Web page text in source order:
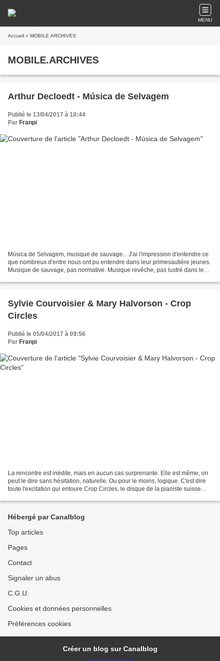
MENU
Accueil » MOBILE.ARCHIVES
MOBILE.ARCHIVES
Arthur Decloedt - Música de Selvagem
Publié le 13/04/2017 à 18:44
Par Franpi
Música de Selvagem, musique de sauvage... J'ai l'impression d'entendre ce
que nombreux d'entre nous ont pu entendre dans leur primesautière jeunes.
Musique de sauvage, pas normative. Musique revêche, pas lustré dans le
Sylvie Courvoisier & Mary Halvorson - Crop
Circles
Publié le 05/04/2017 à 09:56
Par Franpi
La rencontre est inédite, mais en aucun cas surprenante. Elle est même, on
peut le dire sans hésitation, naturelle. Ou pour le moins, logique. C'est dire
toute l'excitation qui entoure Crop Circles, le disque de la pianiste suisse
Hébergé par Canalblog
Top articles
Pages
Contact
Signaler un abus
C.G.U.
Cookies et données personnelles
Préférences cookies
Créer un blog sur Canalblog